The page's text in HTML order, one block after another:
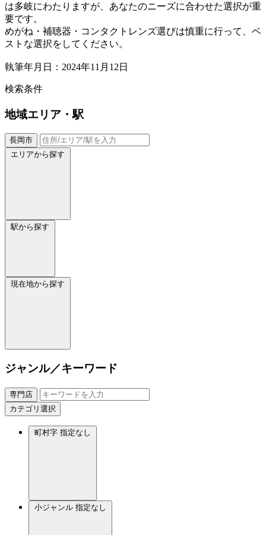
は多岐にわたりますが、あなたのニーズに合わせた選択が重
要です。
めがね・補聴器・コンタクトレンズ選びは慎重に行って、ベ
ストな選択をしてください。
執筆年月日：2024年11月12日
検索条件
地域エリア・駅
長岡市
エリアから探す
駅から探す
現在地から探す
ジャンル／キーワード
専門店
カテゴリ選択
町村字 指定なし
小ジャンル 指定なし